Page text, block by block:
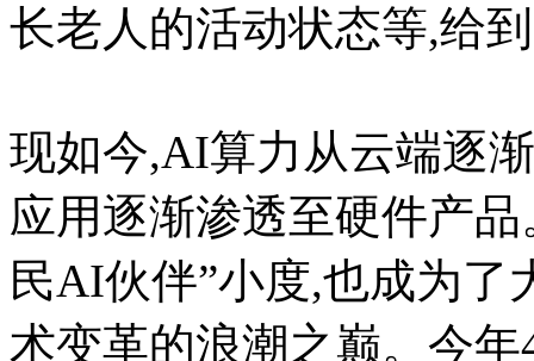
长老人的活动状态等,给
现如今,AI算力从云端逐
应用逐渐渗透至硬件产
民AI伙伴”小度,也成为
术变革的浪潮之巅。今